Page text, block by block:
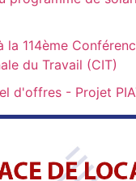
la 114ème
du Travail (CIT)
d'offres - Projet